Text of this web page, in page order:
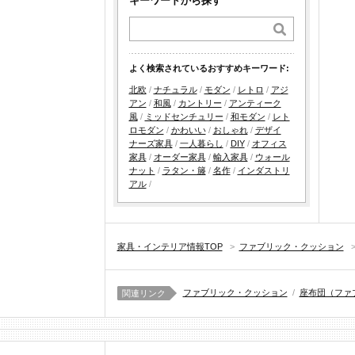
よく検索されているおすすめキーワード:
北欧 / ナチュラル / モダン / レトロ / アジ
アン / 和風 / カントリー / アンティーク
風 / ミッドセンチュリー / 和モダン / レト
ロモダン / かわいい / おしゃれ / デザイ
ナーズ家具 / 一人暮らし / DIY / オフィス
家具 / オーダー家具 / 輸入家具 / ウォール
ナット / ラタン・籐 / 名作 / インダストリ
アル /
家具・インテリア情報TOP > ファブリック・クッション >
関連リンク ファブリック・クッション / 座布団（ファ